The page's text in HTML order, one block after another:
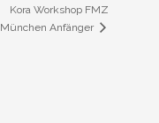
Kora Workshop FMZ
München Anfänger